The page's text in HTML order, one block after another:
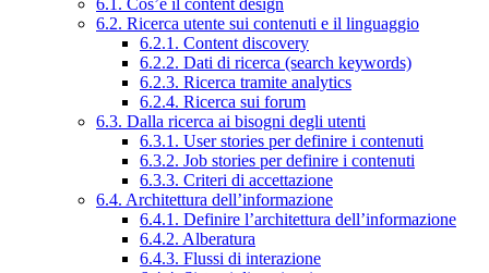
6.1. Cos’è il content design
6.2. Ricerca utente sui contenuti e il linguaggio
6.2.1. Content discovery
6.2.2. Dati di ricerca (search keywords)
6.2.3. Ricerca tramite analytics
6.2.4. Ricerca sui forum
6.3. Dalla ricerca ai bisogni degli utenti
6.3.1. User stories per definire i contenuti
6.3.2. Job stories per definire i contenuti
6.3.3. Criteri di accettazione
6.4. Architettura dell’informazione
6.4.1. Definire l’architettura dell’informazione
6.4.2. Alberatura
6.4.3. Flussi di interazione